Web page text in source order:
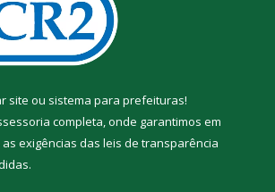
site ou sistema para prefeituras!
completa, onde garantimos em
exigências das leis de transparência